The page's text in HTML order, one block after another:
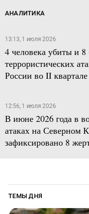
АНАЛИТИКА
13:13, 1 июля 2026
4 человека убиты и
террористических
России во II
12:56, 1 июля 2026
В июне 2026 года в
атаках на Северном
зафиксировано 8
ТЕМЫ ДНЯ